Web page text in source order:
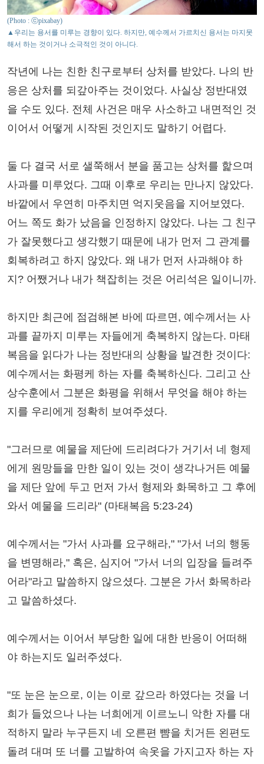
(Photo : ⓒpixabay)
▲우리는 용서를 미루는 경향이 있다. 하지만, 예수께서 가르치신 용서는 마지못
해서 하는 것이거나 소극적인 것이 아니다.
작년에 나는 친한 친구로부터 상처를 받았다. 나의 반
응은 상처를 되갚아주는 것이었다. 사실상 정반대였
을 수도 있다. 전체 사건은 매우 사소하고 내면적인 것
이어서 어떻게 시작된 것인지도 말하기 어렵다.
둘 다 결국 서로 샐쭉해서 분을 품고는 상처를 핥으며
사과를 미루었다. 그때 이후로 우리는 만나지 않았다.
바깥에서 우연히 마주치면 억지웃음을 지어보였다.
어느 쪽도 화가 났음을 인정하지 않았다. 나는 그 친구
가 잘못했다고 생각했기 때문에 내가 먼저 그 관계를
회복하려고 하지 않았다. 왜 내가 먼저 사과해야 하
지? 어쨌거나 내가 책잡히는 것은 어리석은 일이니까.
하지만 최근에 점검해본 바에 따르면, 예수께서는 사
과를 끝까지 미루는 자들에게 축복하지 않는다. 마태
복음을 읽다가 나는 정반대의 상황을 발견한 것이다:
예수께서는 화평케 하는 자를 축복하신다. 그리고 산
상수훈에서 그분은 화평을 위해서 무엇을 해야 하는
지를 우리에게 정확히 보여주셨다.
"그러므로 예물을 제단에 드리려다가 거기서 네 형제
에게 원망들을 만한 일이 있는 것이 생각나거든 예물
을 제단 앞에 두고 먼저 가서 형제와 화목하고 그 후에
와서 예물을 드리라" (마태복음 5:23-24)
예수께서는 "가서 사과를 요구해라," "가서 너의 행동
을 변명해라," 혹은, 심지어 "가서 너의 입장을 들려주
어라"라고 말씀하지 않으셨다. 그분은 가서 화목하라
고 말씀하셨다.
예수께서는 이어서 부당한 일에 대한 반응이 어떠해
야 하는지도 일러주셨다.
"또 눈은 눈으로, 이는 이로 갚으라 하였다는 것을 너
희가 들었으나 나는 너희에게 이르노니 악한 자를 대
적하지 말라 누구든지 네 오른편 뺨을 치거든 왼편도
돌려 대며 또 너를 고발하여 속옷을 가지고자 하는 자